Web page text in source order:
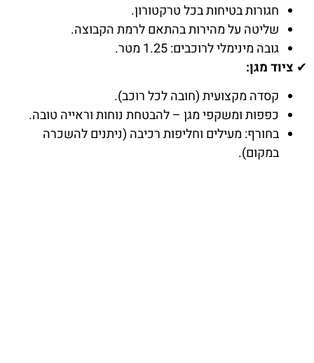
חגורות בטיחות בכל טרקטורון.
שליטה על מהירות בהתאם לרמת הקבוצה.
גובה מינימלי לרוכבים: 1.25 מטר.
✔ ציוד מגן:
קסדה מקצועית (חובה לכל רוכב).
כפפות ומשקפי מגן – להבטחת נוחות וראייה טובה.
בחורף: מעילים וחליפות רכיבה (ניתנים להשכרה
במקום).